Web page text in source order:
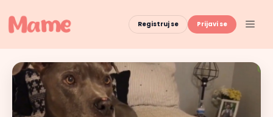
to
content
Registruj se Prijavi se